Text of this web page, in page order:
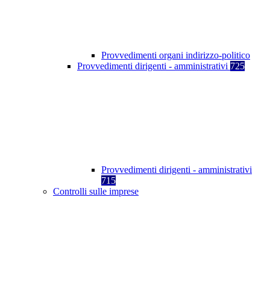
Provvedimenti organi indirizzo-politico
Provvedimenti dirigenti - amministrativi 725
Provvedimenti dirigenti - amministrativi
715
Controlli sulle imprese